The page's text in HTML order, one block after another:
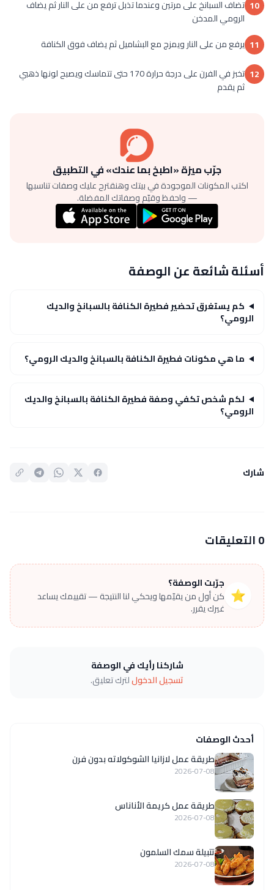
10 تضاف السبانخ على مرتين وعندما تذبل ترفع من على النار ثم يضاف
الرومي المدخن
11 يرفع من على النار ويمزج مع البشاميل ثم يضاف فوق الكنافة
12
تخبز في الفرن على درجة حرارة 170 حتى تتماسك ويصبح لونها ذهبي
ثم يقدم
جرّب ميزة «اطبخ بما عندك» في التطبيق
اكتب المكونات الموجودة في بيتك وهنقترح عليك وصفات تناسبها
— واحفظ وقيّم وصفاتك المفضلة.
أسئلة شائعة عن الوصفة
كم يستغرق تحضير فطيرة الكنافة بالسبانخ والديك
الرومي؟
ما هي مكونات فطيرة الكنافة بالسبانخ والديك الرومي؟
لكم شخص تكفي وصفة فطيرة الكنافة بالسبانخ والديك
الرومي؟
شارك
0 التعليقات
⭐
جرّبت الوصفة؟
كن أول من يقيّمها ويحكي لنا النتيجة — تقييمك يساعد
غيرك يقرر.
شاركنا رأيك في الوصفة
تسجيل الدخوللترك تعليق.
أحدث الوصفات
طريقة عمل لازانيا الشوكولاته بدون فرن
2026-07-08
طريقة عمل كريمة الأناناس
2026-07-08
تتبيلة سمك السلمون
2026-07-08